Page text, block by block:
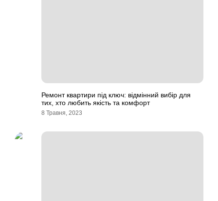
Ремонт квартири під ключ: відмінний вибір для
тих, хто любить якість та комфорт
8 Травня, 2023